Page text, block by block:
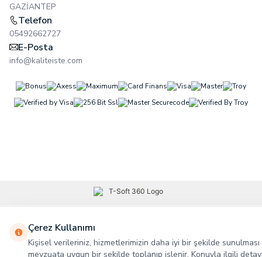
GAZİANTEP
Telefon
05492662727
E-Posta
info@kaliteiste.com
Çerez Kullanımı
Kişisel verileriniz, hizmetlerimizin daha iyi bir şekilde sunulması
mevzuata uygun bir şekilde toplanıp işlenir. Konuyla ilgili